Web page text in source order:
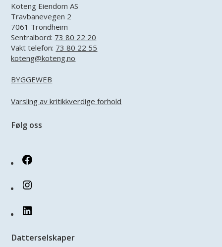
Koteng Eiendom AS
Travbanevegen 2
7061 Trondheim
Sentralbord: 73 80 22 20
Vakt telefon: 73 80 22 55
koteng@koteng.no
BYGGEWEB
Varsling av kritikkverdige forhold
Følg oss
Datterselskaper